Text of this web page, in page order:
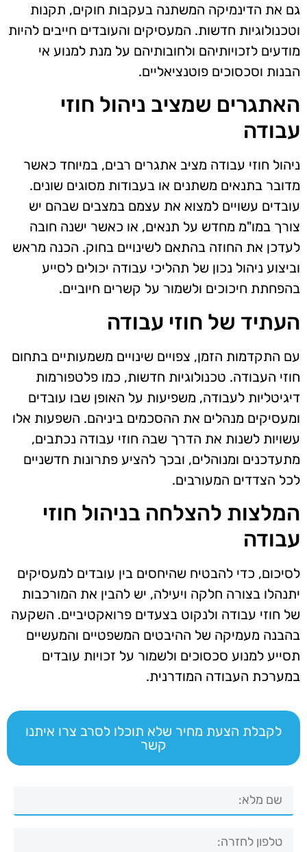
גם את הדינמיקה המשתנה בעקבות חוקים, תקנות
וטכנולוגיות חדשות. המעסיקים והעובדים חייבים להיות
מודעים לזכויותיהם ולחובותיהם על מנת למנוע אי
הבנות וסכסוכים פוטנציאליים.
האתגרים שמציב ניהול חוזי
עבודה
ניהול חוזי עבודה מציב אתגרים רבים, במיוחד כאשר
מדובר בתנאים משתנים או בעבודות מסוגים שונים.
עובדים עשויים למצוא את עצמם במצבים שבהם יש
צורך במו"מ מחדש על תנאים, או כאשר ישנה חובה
לעדכן את החוזה בהתאם לשינויים בחוק. הכנה מראש
וביצוע ניהול נכון של תהליכי עבודה יכולים לסייע
בהפחתת חיכוכים ולשמור על קשרים חיוביים.
העתיד של חוזי עבודה
עם התקדמות הזמן, צפויים שינויים משמעותיים בתחום
חוזי העבודה. טכנולוגיות חדשות, כמו פלטפורמות
דיגיטליות לעבודה, משפיעות על האופן שבו עובדים
ומעסיקים מנהלים את ההסכמים ביניהם. השפעות אלו
עשויות לשנות את הדרך שבה חוזי עבודה נכתבים,
מתעדכנים ומנוהלים, ובכך להציע פתרונות חדשניים
לכל הצדדים המעורבים.
המלצות להצלחה בניהול חוזי
עבודה
לסיכום, כדי להבטיח שהיחסים בין עובדים למעסיקים
יתנהלו בצורה חלקה ויעילה, יש להבין את המורכבות
של חוזי עבודה ולנקוט בצעדים פרואקטיביים. השקעה
בהבנה מעמיקה של ההיבטים המשפטיים והמעשיים
תסייע למנוע סכסוכים ולשמור על זכויות עובדים
במערכת העבודה המודרנית.
לקבלת הצעת מחיר שלא תוכלו לסרב צרו איתנו
קשר